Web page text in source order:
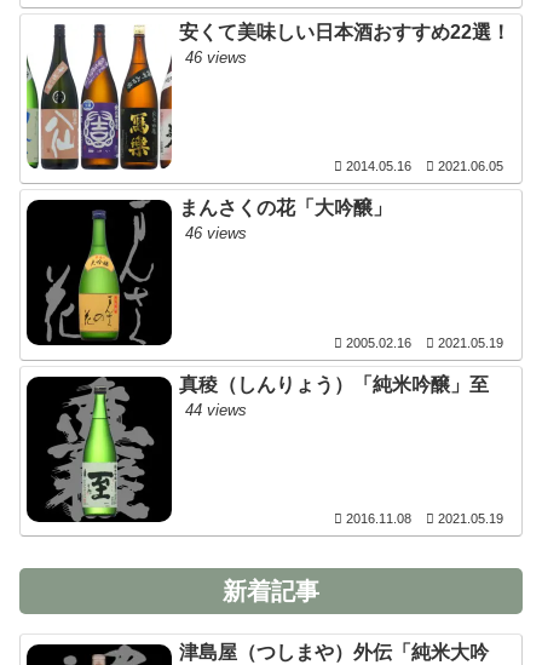
安くて美味しい日本酒おすすめ22選！
46 views
2014.05.16 2021.06.05
まんさくの花「大吟醸」
46 views
2005.02.16 2021.05.19
真稜（しんりょう）「純米吟醸」至
44 views
2016.11.08 2021.05.19
新着記事
津島屋（つしまや）外伝「純米大吟